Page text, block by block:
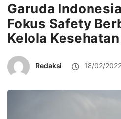
Garuda
Fokus Safety
Kelola
Redaksi 18/02/2022